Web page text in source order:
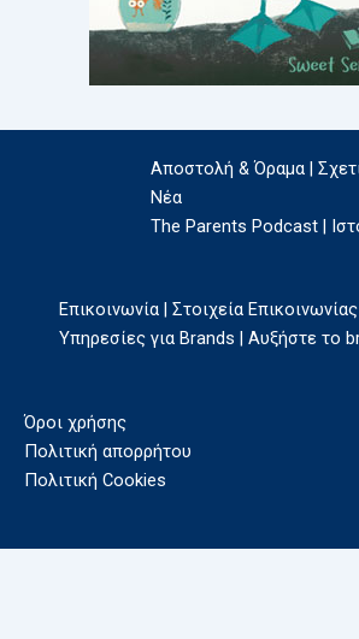
Αποστολή & Όραμα |
Νέα
The Parents Podcast |
Επικοινωνία | Στοιχεία
Υπηρεσίες για Brands | Αυξήστε το
Όροι χρήσης
Πολιτική απορρήτου
Πολιτική Cookies